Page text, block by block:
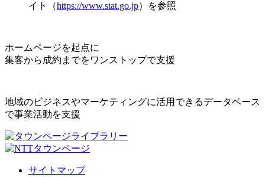
イト（https://www.stat.go.jp）を参照
ホームページを起点に
集客から成約までをワンストップで支援
地域のビジネスやマーケティングに活用できるデータベース
で事業活動を支援
サイトマップ